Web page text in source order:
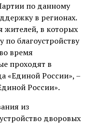
по данному
в регионах.
в которых
благоустройству
время
проходят в
«Единой России», –
России».
из
дворовых